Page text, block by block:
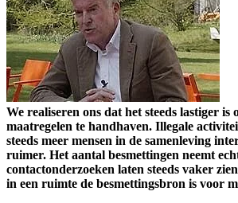
We realiseren ons dat het steeds lastiger is
maatregelen te handhaven. Illegale
steeds meer mensen in de samenleving
ruimer. Het aantal besmettingen neemt
contactonderzoeken laten steeds vaker
in een ruimte de besmettingsbron is voor